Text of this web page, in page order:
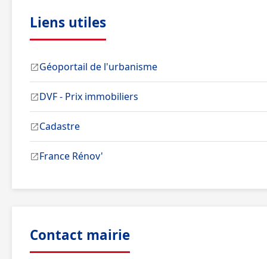
Liens utiles
Géoportail de l'urbanisme
DVF - Prix immobiliers
Cadastre
France Rénov'
Contact mairie